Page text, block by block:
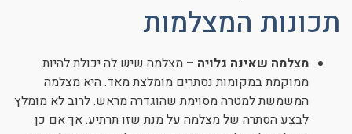
תכונות המצלמות
מצלמה שאינה גלויה – מצלמה שיש לה יכולת להיות
ממוקמת במקומות נסתרים מומלצת מאד. היא מצלמה
המשמשת למטרה מסוימת שהוגדרה מראש. לרוב לא מומלץ
לבצע הסתרה של מצלמה על מנת שזו תרתיע. אך אם כן